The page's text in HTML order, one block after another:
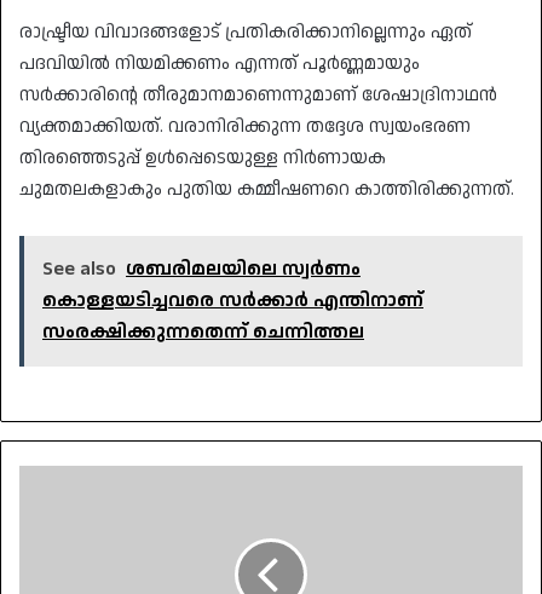
​രാഷ്ട്രീയ വിവാദങ്ങളോട് പ്രതികരിക്കാനില്ലെന്നും ഏത്
പദവിയിൽ നിയമിക്കണം എന്നത് പൂർണ്ണമായും
സർക്കാരിന്റെ തീരുമാനമാണെന്നുമാണ് ശേഷാദ്രിനാഥൻ
വ്യക്തമാക്കിയത്. വരാനിരിക്കുന്ന തദ്ദേശ സ്വയംഭരണ
തിരഞ്ഞെടുപ്പ് ഉൾപ്പെടെയുള്ള നിർണായക
ചുമതലകളാകും പുതിയ കമ്മീഷണറെ കാത്തിരിക്കുന്നത്.
See also ശബരിമലയിലെ സ്വർണം
കൊള്ളയടിച്ചവരെ സർക്കാർ എന്തിനാണ്
സംരക്ഷിക്കുന്നതെന്ന് ചെന്നിത്തല